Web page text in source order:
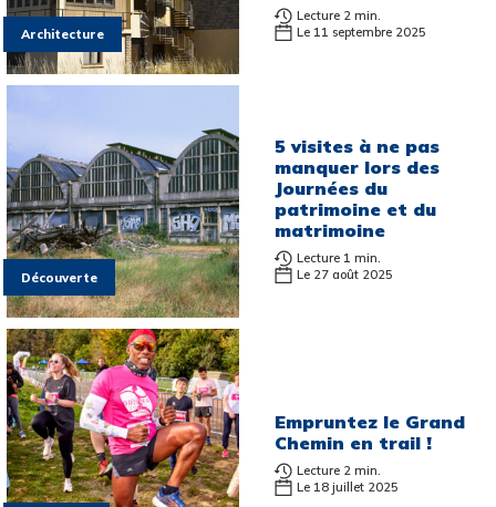
Architecture
Lecture 2 min.
Le 11 septembre 2025
Découverte
5 visites à ne pas
manquer lors des
Journées du
patrimoine et du
matrimoine
Lecture 1 min.
Le 27 août 2025
Empruntez le Grand
Chemin en trail !
Lecture 2 min.
Le 18 juillet 2025